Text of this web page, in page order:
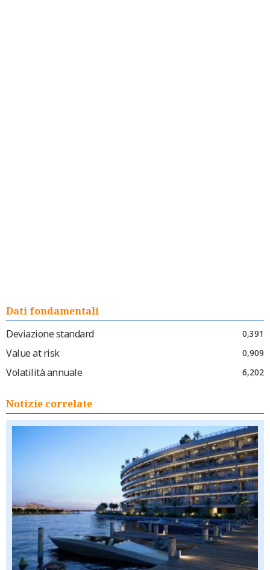
Dati fondamentali
Deviazione standard
0,391
Value at risk 0,909
Volatilità annuale 6,202
Notizie correlate